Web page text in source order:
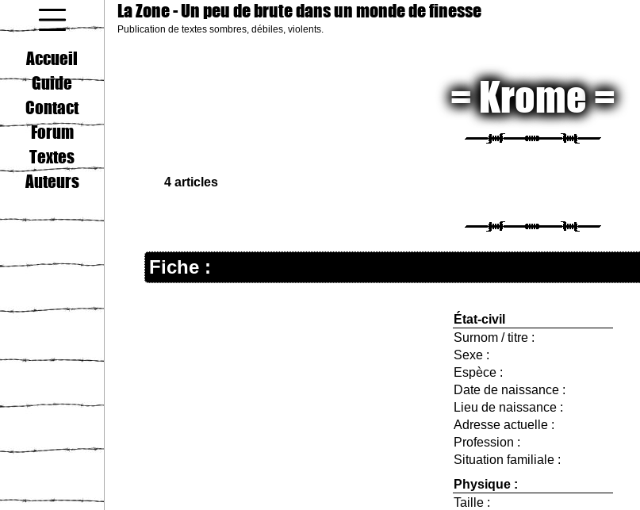
La Zone- Un peu de brute dans un monde de finesse
Publication de textes sombres, débiles, violents.
Accueil
Guide
Contact
Forum
Textes
Auteurs
Krome
4 articles
Fiche :
État-civil
Surnom / titre :
Sexe :
Espèce :
Date de naissance :
Lieu de naissance :
Adresse actuelle :
Profession :
Situation familiale :
Physique :
Taille :